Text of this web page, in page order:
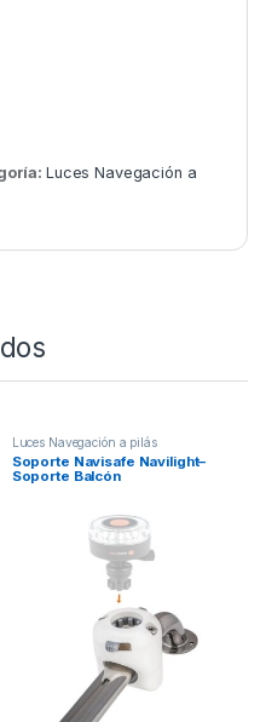
Luces Navegación a
Luces Navegación a pilás
Soporte Navisafe Navilight–
Soporte Balcón